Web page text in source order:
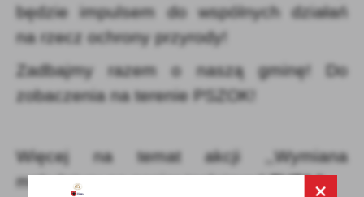
będzie impulsem do wspólnych działań
na rzecz ochrony przyrody!
Zadbajmy razem o naszą gminę! Do
zobaczenia na terenie PSZOK!
Więcej na temat akcji ,,Wymiana
makulatury na papier toaletowy"TUTAJ